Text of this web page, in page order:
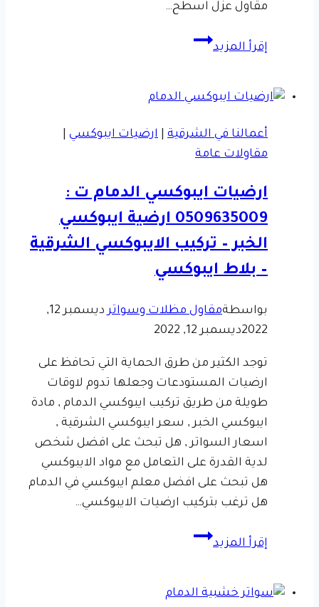
مقاول عزل اسطح…
إقرأ المزيد
تركيب
الدمام
0509635009
غرف
بانل
الخبر
أعمالنا في الشرقية ارضيات ايبوكسي
مقاولات عامة
ارضيات ايبوكسي الدمام ت :
0509635009 ارضية ايبوكسي
الخبر – تركيب الايبوكسي الشرقية
– بلاط ايبوكسي
بواسطةمقاول مظلات وسواتر
ديسمبر 12,
2022ديسمبر 12, 2022
توجد الكثير من طرق الحماية التي تحافظ على
ارضيات المستودعات وجعلها تدوم لاوقات
طويلة من طريق تركيب ايبوكسي الدمام , مادة
ايبوكسي الخبر , سعر ايبوكسي الشرقية ,
اسعار السواتر , هل تبحث على افضل شخص
لدية القدرة على التعامل مع مواد الايبوكسي
هل تبحث على افضل معلم ايبوكسي في الدمام
هل ترغب بتركيب ارضيات الايبوكسي…
إقرأ المزيد
ارضيات
ت